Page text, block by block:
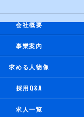
会社概要
事業案内
求める人物像
採用Q&A
求人一覧